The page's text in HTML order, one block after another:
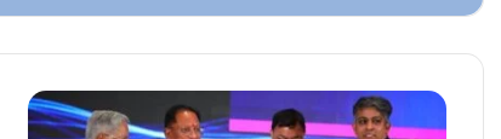
हैदराबाद
में